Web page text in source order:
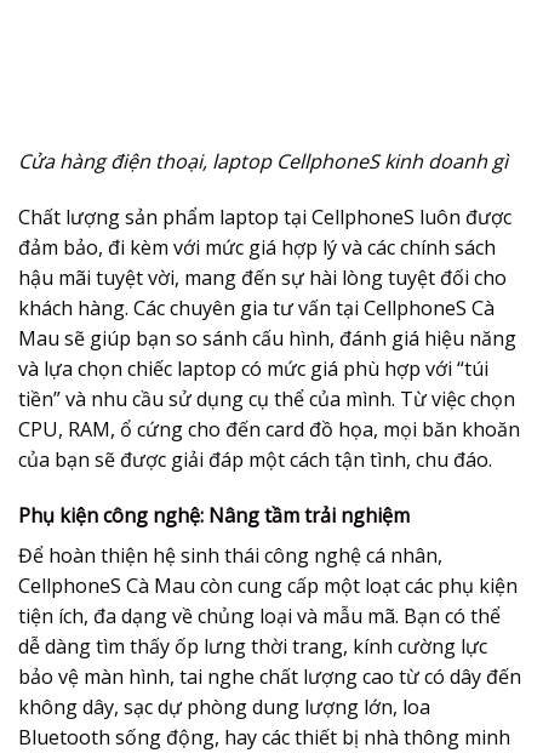
Cửa hàng điện thoại, laptop CellphoneS kinh doanh gì
Chất lượng sản phẩm laptop tại CellphoneS luôn được
đảm bảo, đi kèm với mức giá hợp lý và các chính sách
hậu mãi tuyệt vời, mang đến sự hài lòng tuyệt đối cho
khách hàng. Các chuyên gia tư vấn tại CellphoneS Cà
Mau sẽ giúp bạn so sánh cấu hình, đánh giá hiệu năng
và lựa chọn chiếc laptop có mức giá phù hợp với “túi
tiền” và nhu cầu sử dụng cụ thể của mình. Từ việc chọn
CPU, RAM, ổ cứng cho đến card đồ họa, mọi băn khoăn
của bạn sẽ được giải đáp một cách tận tình, chu đáo.
Phụ kiện công nghệ: Nâng tầm trải nghiệm
Để hoàn thiện hệ sinh thái công nghệ cá nhân,
CellphoneS Cà Mau còn cung cấp một loạt các phụ kiện
tiện ích, đa dạng về chủng loại và mẫu mã. Bạn có thể
dễ dàng tìm thấy ốp lưng thời trang, kính cường lực
bảo vệ màn hình, tai nghe chất lượng cao từ có dây đến
không dây, sạc dự phòng dung lượng lớn, loa
Bluetooth sống động, hay các thiết bị nhà thông minh